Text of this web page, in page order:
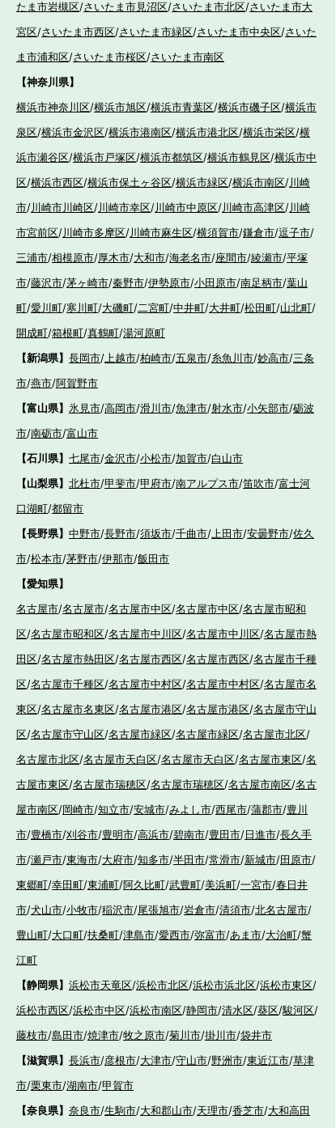
たま市岩槻区/さいたま市見沼区/さいたま市北区/さいたま市大
宮区/さいたま市西区/さいたま市緑区/さいたま市中央区/さいた
ま市浦和区/さいたま市桜区/さいたま市南区
【神奈川県】
横浜市神奈川区/横浜市旭区/横浜市青葉区/横浜市磯子区/横浜市
泉区/横浜市金沢区/横浜市港南区/横浜市港北区/横浜市栄区/横
浜市瀬谷区/横浜市戸塚区/横浜市都筑区/横浜市鶴見区/横浜市中
区/横浜市西区/横浜市保土ヶ谷区/横浜市緑区/横浜市南区/川崎
市/川崎市川崎区/川崎市幸区/川崎市中原区/川崎市高津区/川崎
市宮前区/川崎市多摩区/川崎市麻生区/横須賀市/鎌倉市/逗子市/
三浦市/相模原市/厚木市/大和市/海老名市/座間市/綾瀬市/平塚
市/藤沢市/茅ヶ崎市/秦野市/伊勢原市/小田原市/南足柄市/葉山
町/愛川町/寒川町/大磯町/二宮町/中井町/大井町/松田町/山北町/
開成町/箱根町/真鶴町/湯河原町
【新潟県】 長岡市/上越市/柏崎市/五泉市/糸魚川市/妙高市/三条
市/燕市/阿賀野市
【富山県】 氷見市/高岡市/滑川市/魚津市/射水市/小矢部市/砺波
市/南砺市/富山市
【石川県】 七尾市/金沢市/小松市/加賀市/白山市
【山梨県】 北杜市/甲斐市/甲府市/南アルプス市/笛吹市/富士河
口湖町/都留市
【長野県】 中野市/長野市/須坂市/千曲市/上田市/安曇野市/佐久
市/松本市/茅野市/伊那市/飯田市
【愛知県】
名古屋市/名古屋市/名古屋市中区/名古屋市中区/名古屋市昭和
区/名古屋市昭和区/名古屋市中川区/名古屋市中川区/名古屋市熱
田区/名古屋市熱田区/名古屋市西区/名古屋市西区/名古屋市千種
区/名古屋市千種区/名古屋市中村区/名古屋市中村区/名古屋市名
東区/名古屋市名東区/名古屋市港区/名古屋市港区/名古屋市守山
区/名古屋市守山区/名古屋市緑区/名古屋市緑区/名古屋市北区/
名古屋市北区/名古屋市天白区/名古屋市天白区/名古屋市東区/名
古屋市東区/名古屋市瑞穂区/名古屋市瑞穂区/名古屋市南区/名古
屋市南区/岡崎市/知立市/安城市/みよし市/西尾市/蒲郡市/豊川
市/豊橋市/刈谷市/豊明市/高浜市/碧南市/豊田市/日進市/長久手
市/瀬戸市/東海市/大府市/知多市/半田市/常滑市/新城市/田原市/
東郷町/幸田町/東浦町/阿久比町/武豊町/美浜町/一宮市/春日井
市/犬山市/小牧市/稲沢市/尾張旭市/岩倉市/清須市/北名古屋市/
豊山町/大口町/扶桑町/津島市/愛西市/弥富市/あま市/大治町/蟹
江町
【静岡県】 浜松市天竜区/浜松市北区/浜松市浜北区/浜松市東区/
浜松市西区/浜松市中区/浜松市南区/静岡市/清水区/葵区/駿河区/
藤枝市/島田市/焼津市/牧之原市/菊川市/掛川市/袋井市
【滋賀県】 長浜市/彦根市/大津市/守山市/野洲市/東近江市/草津
市/栗東市/湖南市/甲賀市
【奈良県】 奈良市/生駒市/大和郡山市/天理市/香芝市/大和高田